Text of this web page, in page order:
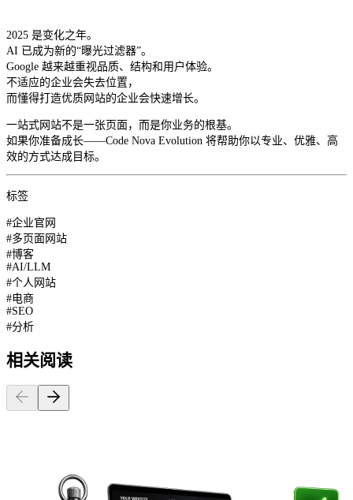
2025 是变化之年。
AI 已成为新的“曝光过滤器”。
Google 越来越重视品质、结构和用户体验。
不适应的企业会失去位置，
而懂得打造优质网站的企业会快速增长。
一站式网站不是一张页面，而是你业务的根基。
如果你准备成长——Code Nova Evolution 将帮助你以专业、优雅、高
效的方式达成目标。
标签
#企业官网
#多页面网站
#博客
#AI/LLM
#个人网站
#电商
#SEO
#分析
相关阅读